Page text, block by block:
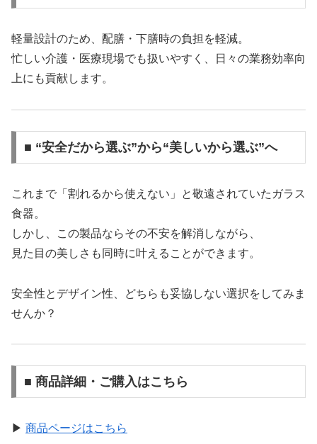
軽量設計のため、配膳・下膳時の負担を軽減。
忙しい介護・医療現場でも扱いやすく、日々の業務効率向
上にも貢献します。
■ “安全だから選ぶ”から“美しいから選ぶ”へ
これまで「割れるから使えない」と敬遠されていたガラス
食器。
しかし、この製品ならその不安を解消しながら、
見た目の美しさも同時に叶えることができます。
安全性とデザイン性、どちらも妥協しない選択をしてみま
せんか？
■ 商品詳細・ご購入はこちら
▶ 商品ページはこちら